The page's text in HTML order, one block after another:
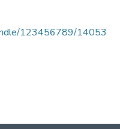
123456789/14053